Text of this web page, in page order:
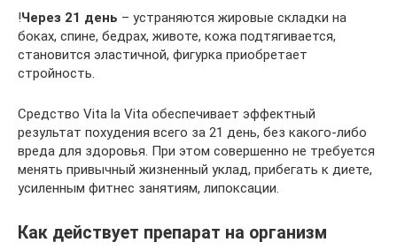
!Через 21 день – устраняются жировые складки на
боках, спине, бедрах, животе, кожа подтягивается,
становится эластичной, фигурка приобретает
стройность.
Средство Vita la Vita обеспечивает эффектный
результат похудения всего за 21 день, без какого-либо
вреда для здоровья. При этом совершенно не требуется
менять привычный жизненный уклад, прибегать к диете,
усиленным фитнес занятиям, липоксации.
Как действует препарат на организм